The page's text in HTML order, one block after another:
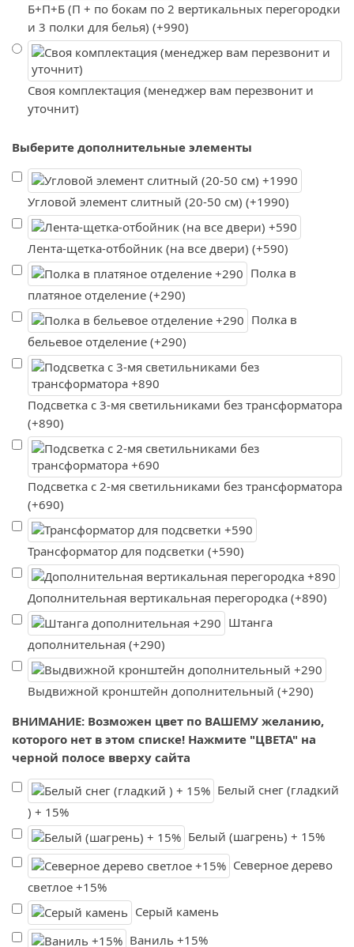
Б+П+Б (П + по бокам по 2 вертикальных перегородки
и 3 полки для белья) (+990)
Своя комплектация (менеджер вам перезвонит и
уточнит)
Выберите дополнительные элементы
Угловой элемент слитный (20-50 см) (+1990)
Лента-щетка-отбойник (на все двери) (+590)
Полка в
платяное отделение (+290)
Полка в
бельевое отделение (+290)
Подсветка с 3-мя светильниками без трансформатора
(+890)
Подсветка с 2-мя светильниками без трансформатора
(+690)
Трансформатор для подсветки (+590)
Дополнительная вертикальная перегородка (+890)
Штанга
дополнительная (+290)
Выдвижной кронштейн дополнительный (+290)
ВНИМАНИЕ: Возможен цвет по ВАШЕМУ желанию,
которого нет в этом списке! Нажмите "ЦВЕТА" на
черной полосе вверху сайта
Белый снег (гладкий
) + 15%
Белый (шагрень) + 15%
Северное дерево
светлое +15%
Серый камень
Ваниль +15%